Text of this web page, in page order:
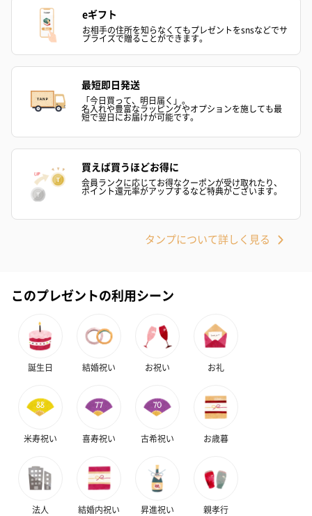
花束ハンドタオル（ピ
ンク）（1,760円）
花束ハンドタオル（ブ
ルー）（1,760円）
花束ハンドタ
ワイト）（
キャンドル・お香
キャンドル・お香を同梱してお届けいたします。
フラッグカプセル：イ
（END）（880円）
フラッグカプセル：イ
（St.OSMANTHUS）
（880円）
お酒
お酒を同梱してお届けいたします。
※20歳未満の方への酒類の販売はいたしません。
eギフト
お相手の住所を知らなくてもプレゼントをsnsなどでサ
プライズで贈ることができます。
最短即日発送
「今日買って、明日届く」。
名入れや豊富なラッピングやオプションを施しても最
短で翌日にお届けが可能です。
買えば買うほどお得に
会員ランクに応じてお得なクーポンが受け取れたり、
ポイント還元率がアップするなど特典がございます。
タンプについて詳しく見る
このプレゼントの利用シーン
誕生日 結婚祝い お祝い お礼
米寿祝い 喜寿祝い 古希祝い お歳暮
法人 結婚内祝い 昇進祝い 親孝行